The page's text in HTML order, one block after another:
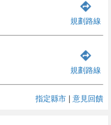
規劃路線
規劃路線
指定縣市 | 意見回饋